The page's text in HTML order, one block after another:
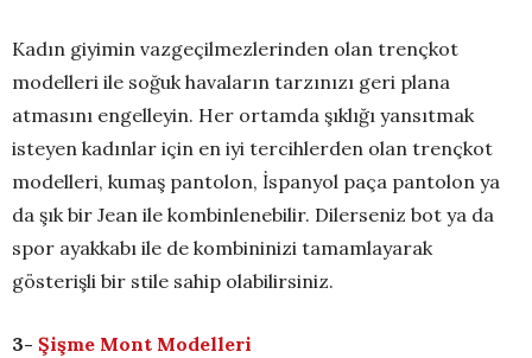
Kadın giyimin vazgeçilmezlerinden olan trençkot
modelleri ile soğuk havaların tarzınızı geri plana
atmasını engelleyin. Her ortamda şıklığı yansıtmak
isteyen kadınlar için en iyi tercihlerden olan trençkot
modelleri, kumaş pantolon, İspanyol paça pantolon ya
da şık bir Jean ile kombinlenebilir. Dilerseniz bot ya da
spor ayakkabı ile de kombininizi tamamlayarak
gösterişli bir stile sahip olabilirsiniz.
3- Şişme Mont Modelleri